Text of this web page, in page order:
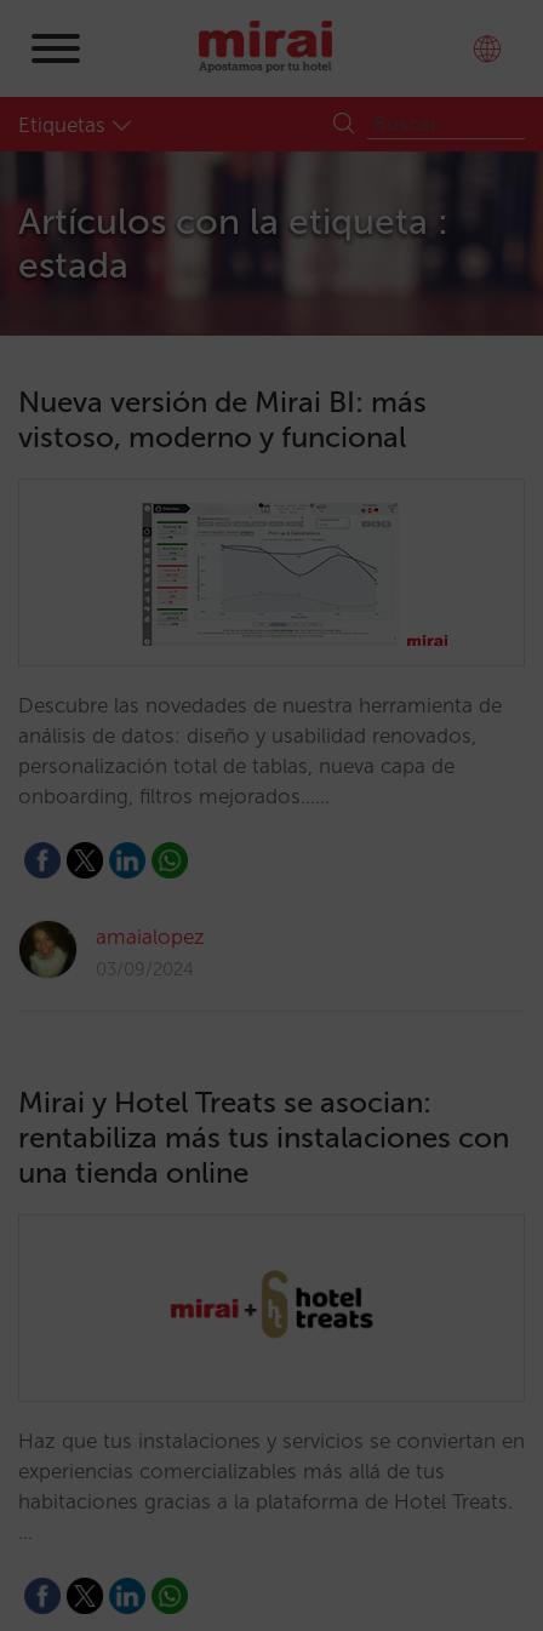
Etiquetas
Artículos con la etiqueta :
estada
Nueva versión de Mirai BI: más
vistoso, moderno y funcional
Descubre las novedades de nuestra herramienta de
análisis de datos: diseño y usabilidad renovados,
personalización total de tablas, nueva capa de
onboarding, filtros mejorados……
amaialopez
03/09/2024
Mirai y Hotel Treats se asocian:
rentabiliza más tus instalaciones con
una tienda online
Haz que tus instalaciones y servicios se conviertan en
experiencias comercializables más allá de tus
habitaciones gracias a la plataforma de Hotel Treats.
…